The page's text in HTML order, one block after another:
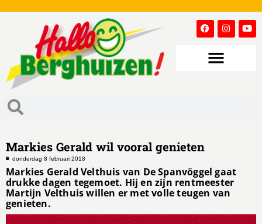
Markies Gerald wil vooral genieten
donderdag 8 februari 2018
Markies Gerald Velthuis van De Spanvöggel gaat
drukke dagen tegemoet. Hij en zijn rentmeester
Martijn Velthuis willen er met volle teugen van
genieten.